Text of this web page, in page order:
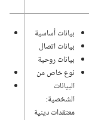
بيانات أساسية
بيانات اتصال
بيانات روحية
نوع خاص من
البيانات
الشخصية:‏
معتقدات دينية